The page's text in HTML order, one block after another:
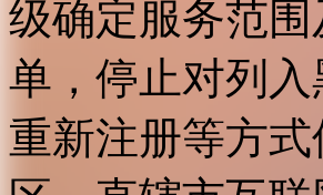
级确定服务范
单，停止对列
重新注册等方